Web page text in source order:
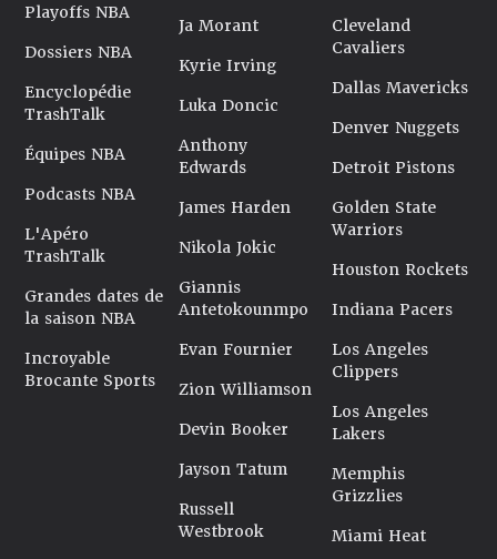
Playoffs NBA
Dossiers NBA
Encyclopédie
TrashTalk
Équipes NBA
Podcasts NBA
L'Apéro
TrashTalk
Grandes dates de
la saison NBA
Incroyable
Brocante Sports
Ja Morant
Kyrie Irving
Luka Doncic
Anthony
Edwards
James Harden
Nikola Jokic
Giannis
Antetokounmpo
Evan Fournier
Zion Williamson
Devin Booker
Jayson Tatum
Russell
Westbrook
Cleveland
Cavaliers
Dallas Mavericks
Denver Nuggets
Detroit Pistons
Golden State
Warriors
Houston Rockets
Indiana Pacers
Los Angeles
Clippers
Los Angeles
Lakers
Memphis
Grizzlies
Miami Heat